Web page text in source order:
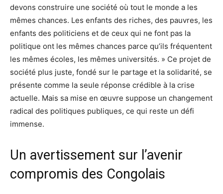
devons construire une société où tout le monde a les
mêmes chances. Les enfants des riches, des pauvres, les
enfants des politiciens et de ceux qui ne font pas la
politique ont les mêmes chances parce qu’ils fréquentent
les mêmes écoles, les mêmes universités. » Ce projet de
société plus juste, fondé sur le partage et la solidarité, se
présente comme la seule réponse crédible à la crise
actuelle. Mais sa mise en œuvre suppose un changement
radical des politiques publiques, ce qui reste un défi
immense.
Un avertissement sur l’avenir
compromis des Congolais